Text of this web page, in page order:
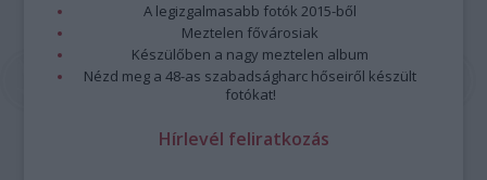
A legizgalmasabb fotók 2015-ből
Meztelen fővárosiak
Készülőben a nagy meztelen album
Nézd meg a 48-as szabadságharc hőseiről készült
fotókat!
Hírlevél feliratkozás